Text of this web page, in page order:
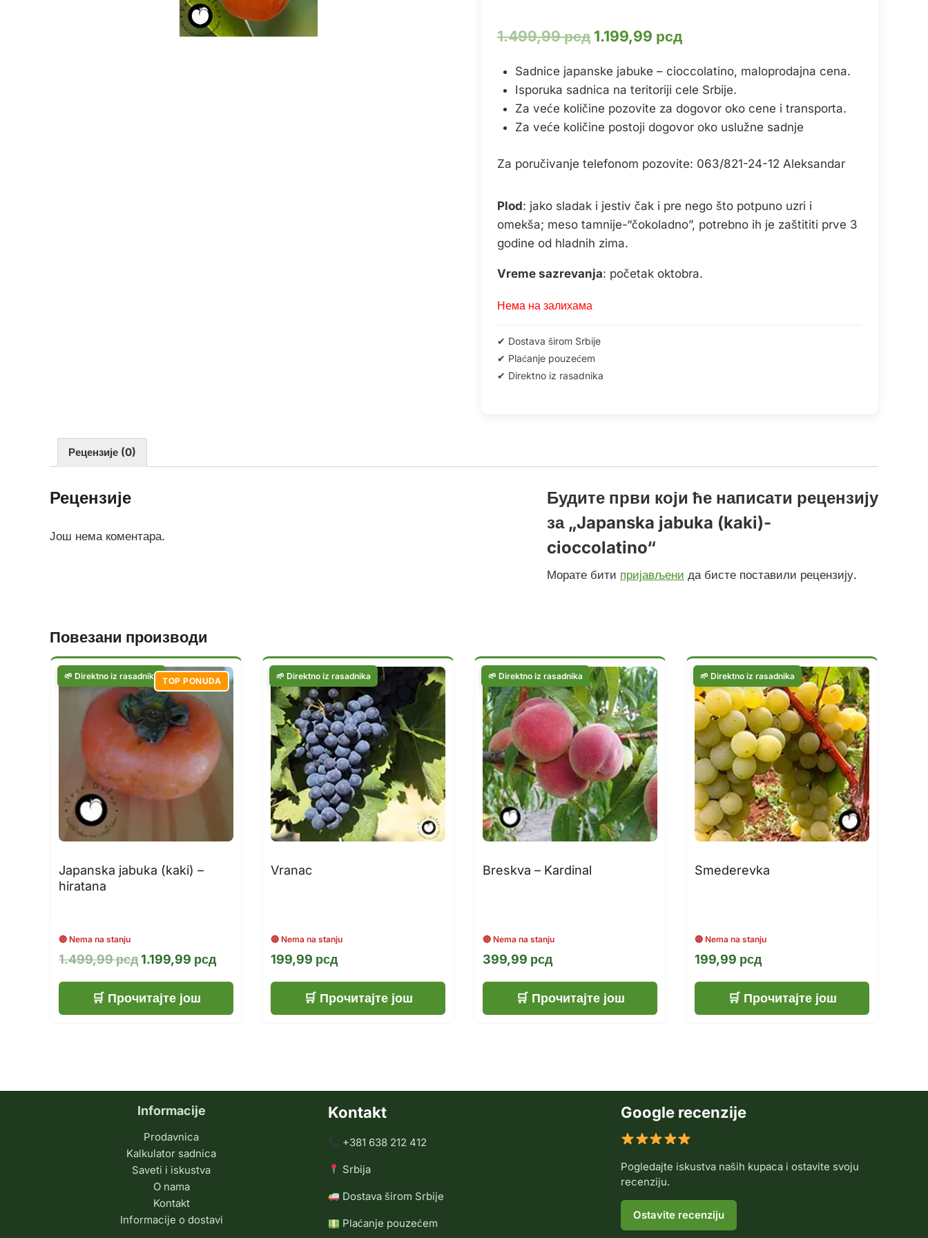
1.499,99рсд Оригинална
је
била:
1.499,99 рсд.
1.199,99 рсд
је:
1.199,99 рсд.
Sadnice japanske jabuke – cioccolatino, maloprodajna cena.
Isporuka sadnica na teritoriji cele Srbije.
Za veće količine pozovite za dogovor oko cene i transporta.
Za veće količine postoji dogovor oko uslužne sadnje
Za poručivanje telefonom pozovite: 063/821-24-12 Aleksandar
Plod: jako sladak i jestiv čak i pre nego što potpuno uzri i
omekša; meso tamnije-“čokoladno”, potrebno ih je zaštititi prve 3
godine od hladnih zima.
Vreme sazrevanja: početak oktobra.
Нема на залихама
Рецензије (0)
Рецензије
Још нема коментара.
Будите први који ће написати рецензију
за „Japanska jabuka (kaki)-
cioccolatino“
Морате бити пријављени да бисте поставили рецензију.
Повезани производи
TOP PONUDA
Japanska jabuka (kaki) –
hiratana
1.499,99рсдОригинална
је
била:
1.199,99 рсд Тренутна
1.199,99 рсд.
Прочитајте још
Vranac
199,99 рсд
Прочитајте још
Breskva – Kardinal
399,99 рсд
Прочитајте још
Smederevka
199,99 рсд
Прочитајте још
Informacije
Prodavnica
Kalkulator sadnica
Saveti i iskustva
O nama
Kontakt
Informacije o dostavi
Kontakt
+381 638 212 412
Srbija
Dostava širom Srbije
Plaćanje pouzećem
Google recenzije
Pogledajte iskustva naših kupaca i ostavite svoju
recenziju.
Ostavite recenziju